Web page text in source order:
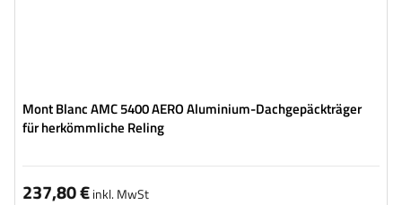
Mont Blanc AMC 5400 AERO Aluminium-Dachgepäckträger
für herkömmliche Reling
237,80 €inkl. MwSt